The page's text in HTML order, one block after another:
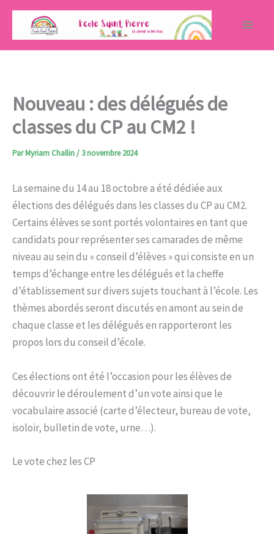
Aller
contenu
Nouveau : des délégués de
classes du CP au CM2 !
ParMyriam Challin/ 3 novembre 2024
La semaine du 14 au 18 octobre a été dédiée aux
élections des délégués dans les classes du CP au CM2.
Certains élèves se sont portés volontaires en tant que
candidats pour représenter ses camarades de même
niveau au sein du « conseil d’élèves » qui consiste en un
temps d’échange entre les délégués et la cheffe
d’établissement sur divers sujets touchant à l’école. Les
thèmes abordés seront discutés en amont au sein de
chaque classe et les délégués en rapporteront les
propos lors du conseil d’école.
Ces élections ont été l’occasion pour les élèves de
découvrir le déroulement d’un vote ainsi que le
vocabulaire associé (carte d’électeur, bureau de vote,
isoloir, bulletin de vote, urne…).
Le vote chez les CP